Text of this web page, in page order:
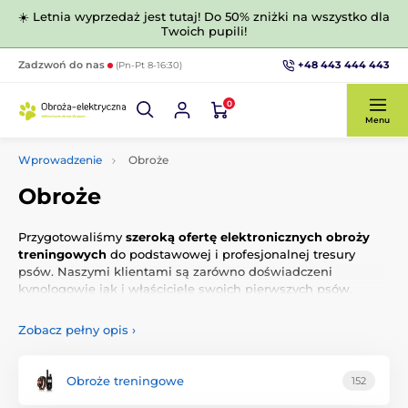
☀️ Letnia wyprzedaż jest tutaj! Do 50% zniżki na wszystko dla
Twoich pupili!
Zadzwoń do nas (Pn-Pt 8-16:30) +48 443 444 443
0
Menu
Wprowadzenie Obroże
Obroże
Przygotowaliśmy szeroką ofertę elektronicznych obroży
treningowych do podstawowej i profesjonalnej tresury
psów. Naszymi klientami są zarówno doświadczeni
kynologowie jak i właściciele swoich pierwszych psów.
elektronicznych obroży są
prosta obsługa.
Elektroniczna obroża nie pozwoli Ci na zrobienie błędu. Do
wyboru jest ponad 10-ciu producentów
Zobacz pełny opis ›
Obroże treningowe 152